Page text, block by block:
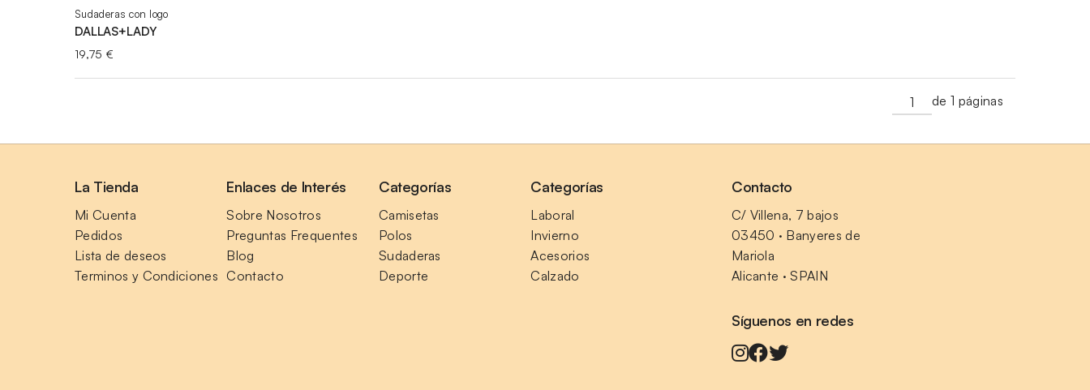
Sudaderas con logo
DALLAS+LADY
19,75 €
de 1 páginas
La Tienda
Mi Cuenta
Pedidos
Lista de deseos
Terminos y Condiciones
Enlaces de Interés
Sobre Nosotros
Preguntas Frequentes
Blog
Contacto
Categorías
Camisetas
Polos
Sudaderas
Deporte
Categorías
Laboral
Invierno
Acesorios
Calzado
Contacto
C/ Villena, 7 bajos
03450 · Banyeres de
Mariola
Alicante · SPAIN
Síguenos en redes